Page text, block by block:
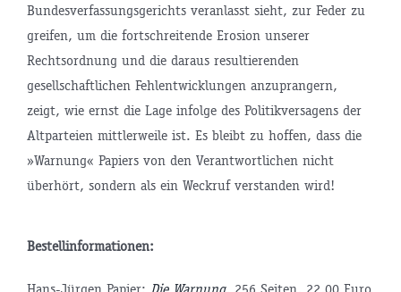
Bundesverfassungsgerichts veranlasst sieht, zur Feder zu
greifen, um die fortschreitende Erosion unserer
Rechtsordnung und die daraus resultierenden
gesellschaftlichen Fehlentwicklungen anzuprangern,
zeigt, wie ernst die Lage infolge des Politikversagens der
Altparteien mittlerweile ist. Es bleibt zu hoffen, dass die
»Warnung« Papiers von den Verantwortlichen nicht
überhört, sondern als ein Weckruf verstanden wird!
Bestellinformationen:
Hans-Jürgen Papier: Die Warnung, 256 Seiten, 22,00 Euro